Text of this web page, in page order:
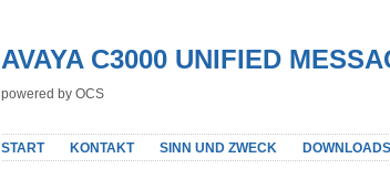
AVAYA C3000 UNIFIED
powered by OCS
START KONTAKT SINN UND ZWECK DOWNLOADS